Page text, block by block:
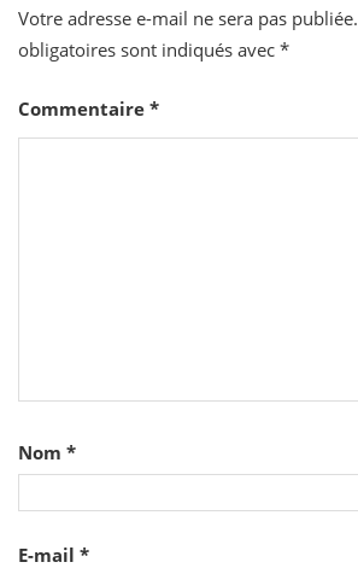
Votre adresse e-mail ne sera pas publiée.
obligatoires sont indiqués avec *
Commentaire *
Nom *
E-mail *